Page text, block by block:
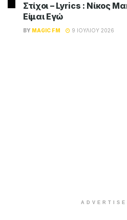
Στίχοι – Lyrics : Νίκος
Είμαι Εγώ
BY MAGIC FM 9 ΙΟΥΛΊΟΥ 2026